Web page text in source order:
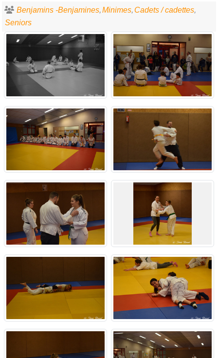
Benjamins -Benjamines Minimes Cadets / cadettes
Seniors